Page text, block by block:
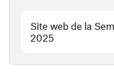
Site web de la
2025